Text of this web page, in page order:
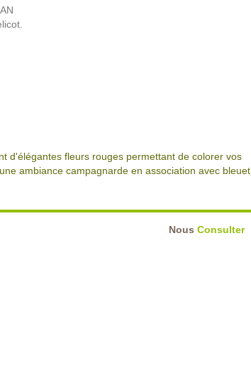
d'élégantes fleurs rouges permettant de colorer vos
ambiance campagnarde en association avec bleuet
Nous Consulter